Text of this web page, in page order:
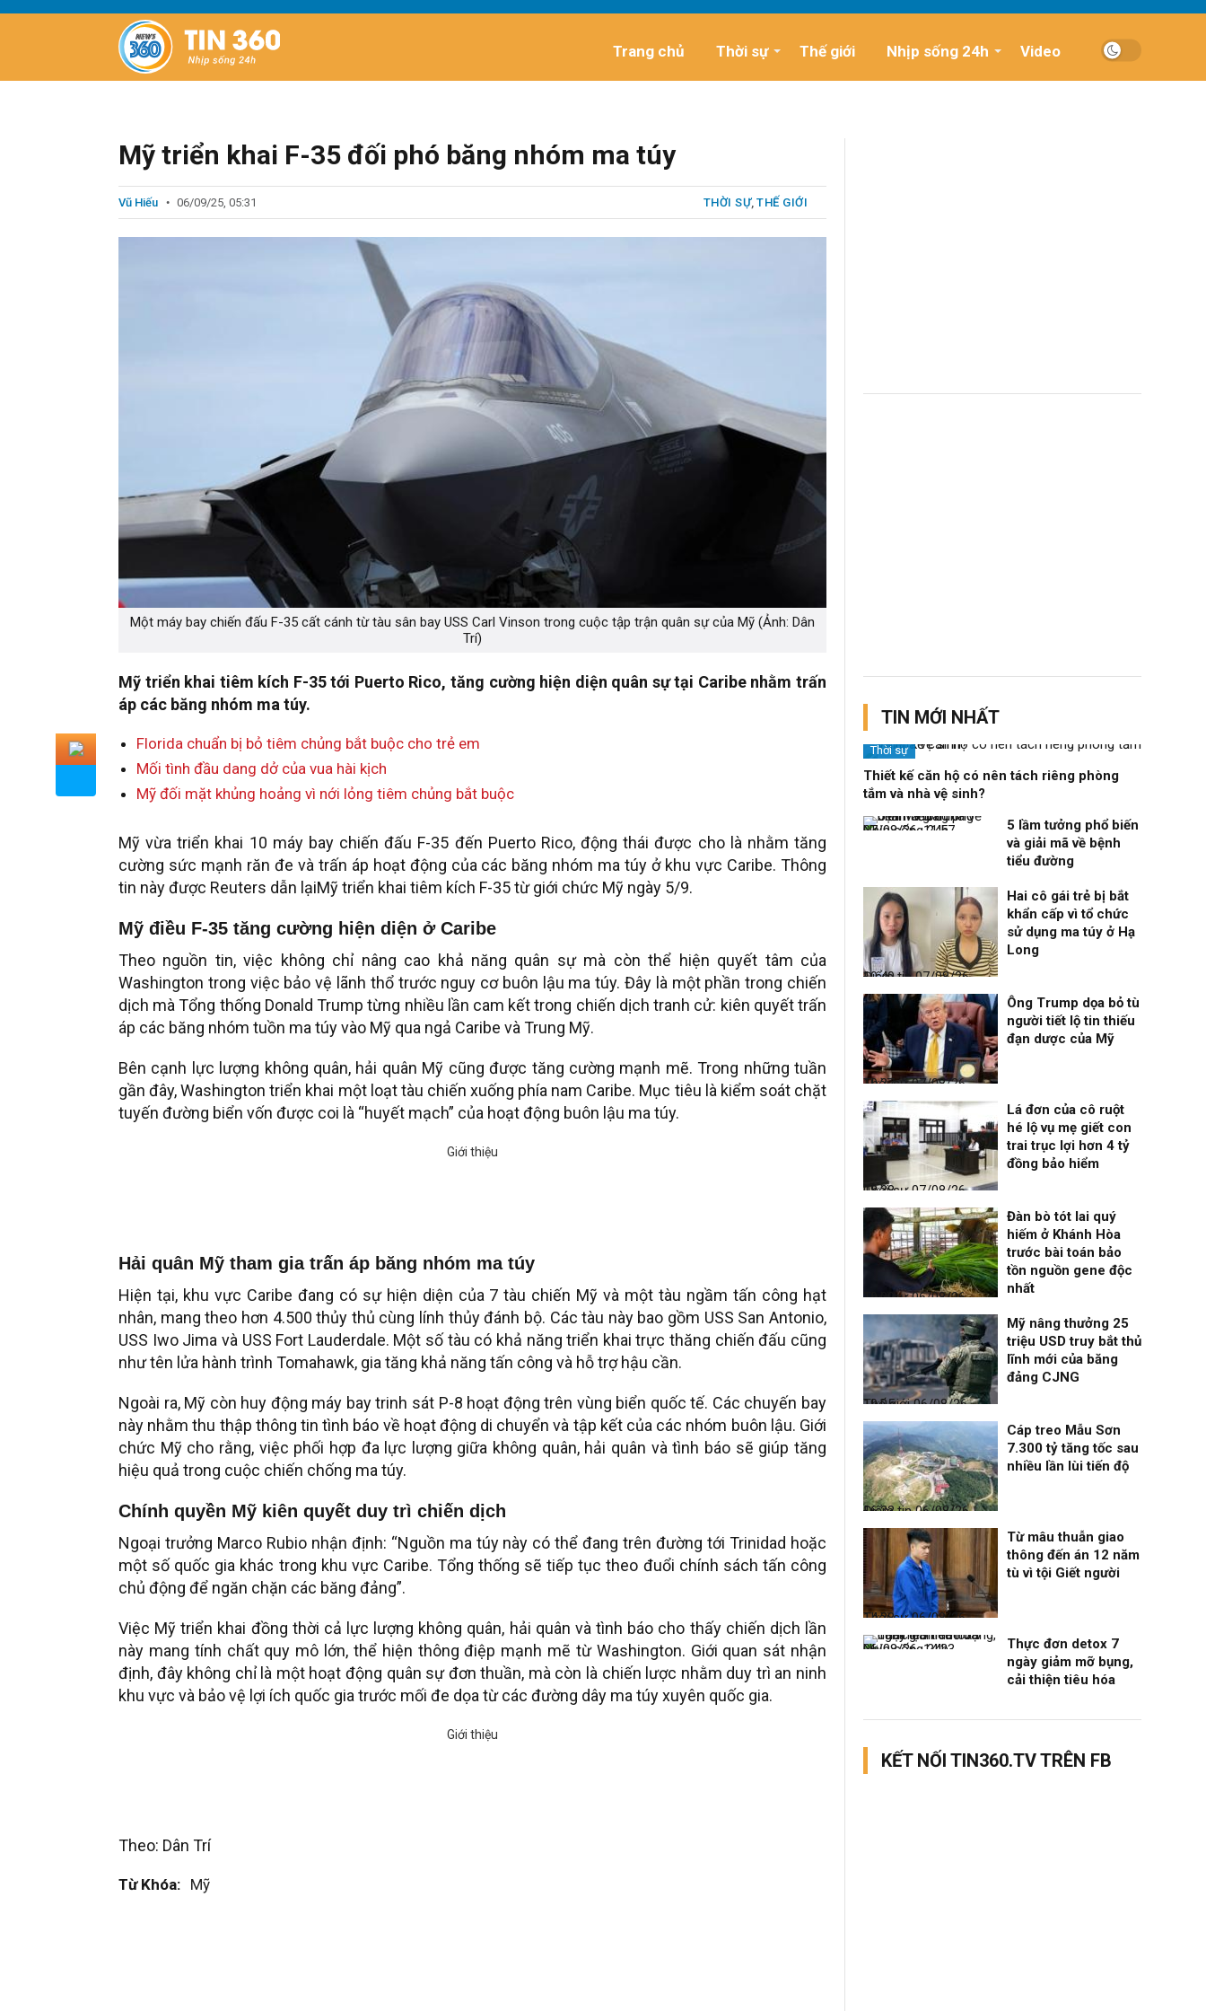
Trang chủ Thời sự Thế giới Nhịp sống 24h Video
Mỹ triển khai F-35 đối phó băng nhóm ma túy
Vũ Hiếu 06/09/25, 05:31 THỜI SỰ, THẾ GIỚI
Một máy bay chiến đấu F-35 cất cánh từ tàu sân bay USS Carl Vinson trong cuộc tập trận quân sự của Mỹ (Ảnh: Dân
Trí)
Mỹ triển khai tiêm kích F-35 tới Puerto Rico, tăng cường hiện diện quân sự tại Caribe nhằm trấn
áp các băng nhóm ma túy.
Florida chuẩn bị bỏ tiêm chủng bắt buộc cho trẻ em
Mối tình đầu dang dở của vua hài kịch
Mỹ đối mặt khủng hoảng vì nới lỏng tiêm chủng bắt buộc
Mỹ vừa triển khai 10 máy bay chiến đấu F-35 đến Puerto Rico, động thái được cho là nhằm tăng
cường sức mạnh răn đe và trấn áp hoạt động của các băng nhóm ma túy ở khu vực Caribe. Thông
tin này được Reuters dẫn lạiMỹ triển khai tiêm kích F-35 từ giới chức Mỹ ngày 5/9.
Mỹ điều F-35 tăng cường hiện diện ở Caribe
Theo nguồn tin, việc không chỉ nâng cao khả năng quân sự mà còn thể hiện quyết tâm của
Washington trong việc bảo vệ lãnh thổ trước nguy cơ buôn lậu ma túy. Đây là một phần trong chiến
dịch mà Tổng thống Donald Trump từng nhiều lần cam kết trong chiến dịch tranh cử: kiên quyết trấn
áp các băng nhóm tuồn ma túy vào Mỹ qua ngả Caribe và Trung Mỹ.
Bên cạnh lực lượng không quân, hải quân Mỹ cũng được tăng cường mạnh mẽ. Trong những tuần
gần đây, Washington triển khai một loạt tàu chiến xuống phía nam Caribe. Mục tiêu là kiểm soát chặt
tuyến đường biển vốn được coi là “huyết mạch” của hoạt động buôn lậu ma túy.
Hải quân Mỹ tham gia trấn áp băng nhóm ma túy
Hiện tại, khu vực Caribe đang có sự hiện diện của 7 tàu chiến Mỹ và một tàu ngầm tấn công hạt
nhân, mang theo hơn 4.500 thủy thủ cùng lính thủy đánh bộ. Các tàu này bao gồm USS San Antonio,
USS Iwo Jima và USS Fort Lauderdale. Một số tàu có khả năng triển khai trực thăng chiến đấu cũng
như tên lửa hành trình Tomahawk, gia tăng khả năng tấn công và hỗ trợ hậu cần.
Ngoài ra, Mỹ còn huy động máy bay trinh sát P-8 hoạt động trên vùng biển quốc tế. Các chuyến bay
này nhằm thu thập thông tin tình báo về hoạt động di chuyển và tập kết của các nhóm buôn lậu. Giới
chức Mỹ cho rằng, việc phối hợp đa lực lượng giữa không quân, hải quân và tình báo sẽ giúp tăng
hiệu quả trong cuộc chiến chống ma túy.
Chính quyền Mỹ kiên quyết duy trì chiến dịch
Ngoại trưởng Marco Rubio nhận định: “Nguồn ma túy này có thể đang trên đường tới Trinidad hoặc
một số quốc gia khác trong khu vực Caribe. Tổng thống sẽ tiếp tục theo đuổi chính sách tấn công
chủ động để ngăn chặn các băng đảng”.
Việc Mỹ triển khai đồng thời cả lực lượng không quân, hải quân và tình báo cho thấy chiến dịch lần
này mang tính chất quy mô lớn, thể hiện thông điệp mạnh mẽ từ Washington. Giới quan sát nhận
định, đây không chỉ là một hoạt động quân sự đơn thuần, mà còn là chiến lược nhằm duy trì an ninh
khu vực và bảo vệ lợi ích quốc gia trước mối đe dọa từ các đường dây ma túy xuyên quốc gia.
Theo: Dân Trí
Từ Khóa: Mỹ
TIN MỚI NHẤT
Thời sự
Thiết kế căn hộ có nên tách riêng phòng
tắm và nhà vệ sinh?
Nhịp sống 24h
07/08/26, 11:57
5 lầm tưởng phổ biến
và giải mã về bệnh
tiểu đường
Điểm tin
07/08/26, 10:40
Hai cô gái trẻ bị bắt
khẩn cấp vì tổ chức
sử dụng ma túy ở Hạ
Long
Thời sự
07/08/26, 10:27
Ông Trump dọa bỏ tù
người tiết lộ tin thiếu
đạn dược của Mỹ
Thời sự
07/08/26, 08:38
Lá đơn của cô ruột
hé lộ vụ mẹ giết con
trai trục lợi hơn 4 tỷ
đồng bảo hiểm
Thời sự
06/08/26, 19:09
Đàn bò tót lai quý
hiếm ở Khánh Hòa
trước bài toán bảo
tồn nguồn gene độc
nhất
Thế giới
06/08/26, 19:05
Mỹ nâng thưởng 25
triệu USD truy bắt thủ
lĩnh mới của băng
đảng CJNG
Điểm tin
06/08/26, 16:23
Cáp treo Mẫu Sơn
7.300 tỷ tăng tốc sau
nhiều lần lùi tiến độ
Thời sự
06/08/26, 14:28
Từ mâu thuẫn giao
thông đến án 12 năm
tù vì tội Giết người
Nhịp sống 24h
06/08/26, 14:23
Thực đơn detox 7
ngày giảm mỡ bụng,
cải thiện tiêu hóa
KẾT NỐI TIN360.TV TRÊN FB